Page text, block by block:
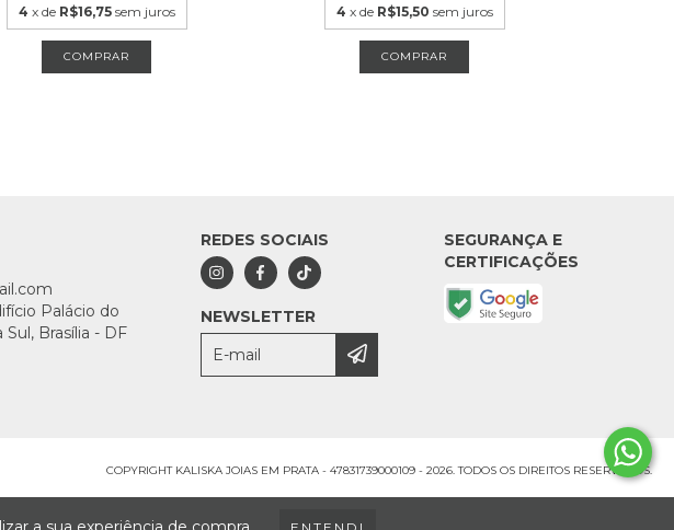
4 x de R$16,75 sem juros 4 x de R$15,50 sem juros
Palácio do
Sul, Brasília - DF
REDES SOCIAIS
NEWSLETTER
SEGURANÇA E
CERTIFICAÇÕES
COPYRIGHT KALISKA JOIAS EM PRATA - 47831739000109 - 2026. TODOS OS DIREITOS RESERVADOS.